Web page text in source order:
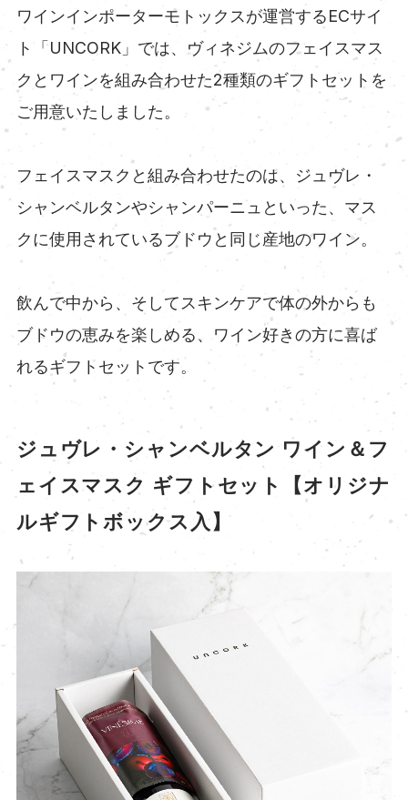
ワインインポーターモトックスが運営するECサイ
ト「UNCORK」では、ヴィネジムのフェイスマス
クとワインを組み合わせた2種類のギフトセットを
ご用意いたしました。
フェイスマスクと組み合わせたのは、ジュヴレ・
シャンベルタンやシャンパーニュといった、マス
クに使用されているブドウと同じ産地のワイン。
飲んで中から、そしてスキンケアで体の外からも
ブドウの恵みを楽しめる、ワイン好きの方に喜ば
れるギフトセットです。
ジュヴレ・シャンベルタン ワイン＆フ
ェイスマスク ギフトセット【オリジナ
ルギフトボックス入】